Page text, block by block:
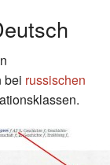
bei russischen